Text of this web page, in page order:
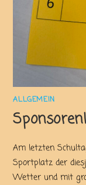
ALLGEMEIN
Am letzten
Sportplatz der
Wetter und mit